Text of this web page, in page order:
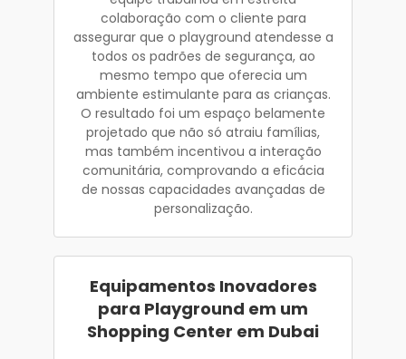
colaboração com o cliente para
assegurar que o playground atendesse a
todos os padrões de segurança, ao
mesmo tempo que oferecia um
ambiente estimulante para as crianças.
O resultado foi um espaço belamente
projetado que não só atraiu famílias,
mas também incentivou a interação
comunitária, comprovando a eficácia
de nossas capacidades avançadas de
personalização.
Equipamentos Inovadores
para Playground em um
Shopping Center em Dubai